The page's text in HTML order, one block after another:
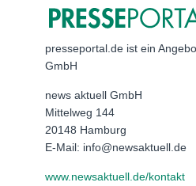
presseportal.de ist ein
GmbH
news aktuell GmbH
Mittelweg 144
20148 Hamburg
E-Mail: info@newsaktuell.de
www.newsaktuell.de/kontakt